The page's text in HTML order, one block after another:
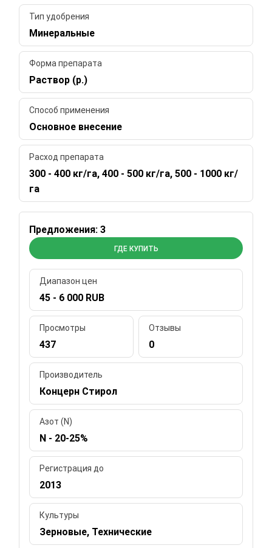
Тип удобрения
Минеральные
Форма препарата
Раствор (р.)
Способ применения
Основное внесение
Расход препарата
300 - 400 кг/га, 400 - 500 кг/га, 500 - 1000 кг/
га
Предложения: 3
ГДЕ КУПИТЬ
Диапазон цен
45 - 6 000 RUB
Просмотры
437
Отзывы
0
Производитель
Концерн Стирол
Азот (N)
N - 20-25%
Регистрация до
2013
Культуры
Зерновые, Технические